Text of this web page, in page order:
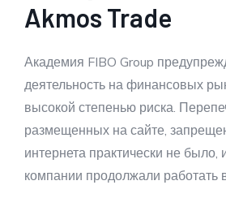
Akmos Trade
Академия FIBO Group
деятельность на финансовых
высокой степенью риска.
размещенных на сайте,
интернета практически не было,
компании продолжали работать